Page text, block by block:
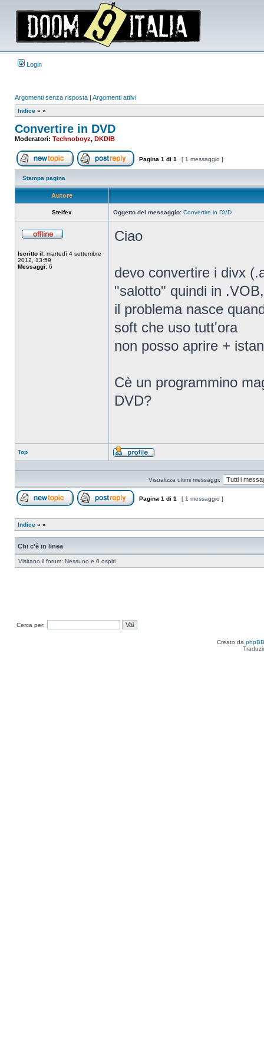
Login
Argomenti senza risposta | Argomenti attivi
Indice » »
Convertire in DVD
Moderatori: Technoboyz, DKDIB
Apri un nuovo argomentoRispondi all’argomento
Pagina 1 di 1 [ 1 messaggio ]
Stampa pagina
Autore
Stelfex Oggetto del messaggio: Convertire in DVD
Iscritto il: martedì 4 settembre
2012, 13:59
Messaggi: 6
Ciao
devo convertire i divx
"salotto" quindi in .VOB,
il problema nasce
soft che uso tutt'ora
non posso aprire +
Cè un programmino
DVD?
Top
Profilo
Visualizza ultimi messaggi:
Pagina 1 di 1 [ 1 messaggio ]
Indice » »
Chi c’è in linea
Visitano il forum: Nessuno e 0 ospiti
Cerca per:
Creato da phpBB